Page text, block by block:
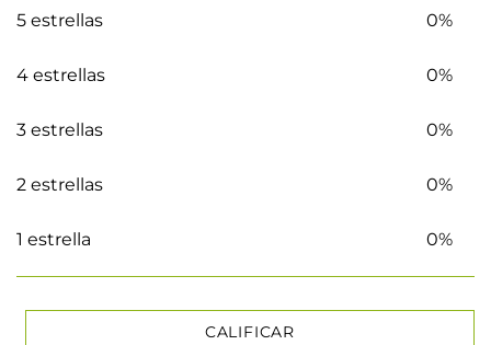
5 estrellas 0%
4 estrellas 0%
3 estrellas 0%
2 estrellas 0%
1 estrella 0%
CALIFICAR